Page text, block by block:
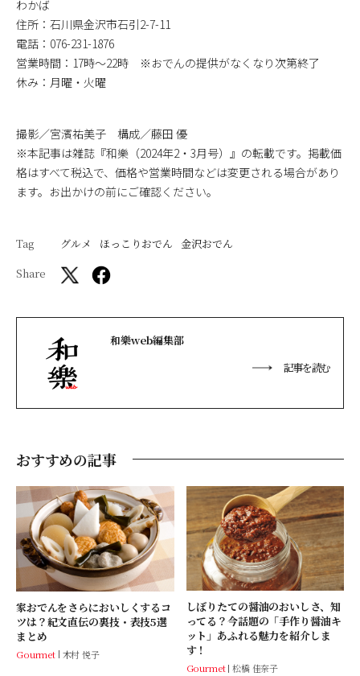
わかば
住所：石川県金沢市石引2-7-11
電話：076-231-1876
営業時間：17時～22時 ※おでんの提供がなくなり次第終了
休み：月曜・火曜
撮影／宮濱祐美子 構成／藤田 優
※本記事は雑誌『和樂（2024年2・3月号）』の転載です。掲載価
格はすべて税込で、価格や営業時間などは変更される場合があり
ます。お出かけの前にご確認ください。
Tag グルメ ほっこりおでん 金沢おでん
Share
和樂web編集部
記事を読む
おすすめの記事
家おでんをさらにおいしくするコ
ツは？紀文直伝の裏技・表技5選
まとめ
Gourmet 木村 悦子
しぼりたての醤油のおいしさ、知
ってる？今話題の「手作り醤油キ
ット」あふれる魅力を紹介しま
す！
Gourmet 松橋 佳奈子